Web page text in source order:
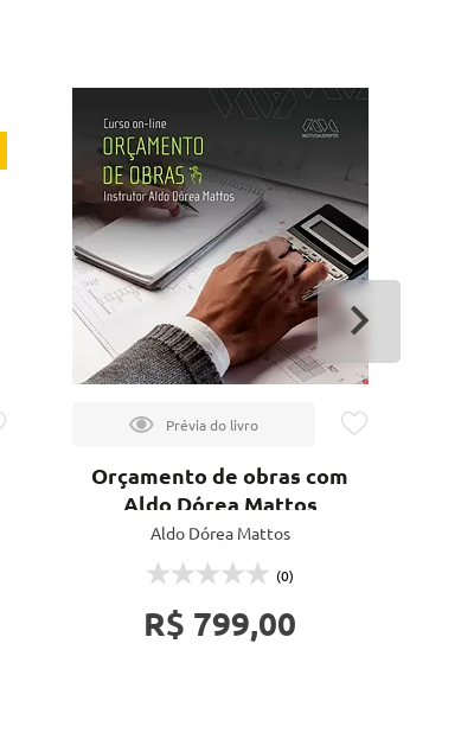
Orçamento de obras com
Aldo Dórea Mattos
Aldo Dórea Mattos
(0)
R$ 799,00